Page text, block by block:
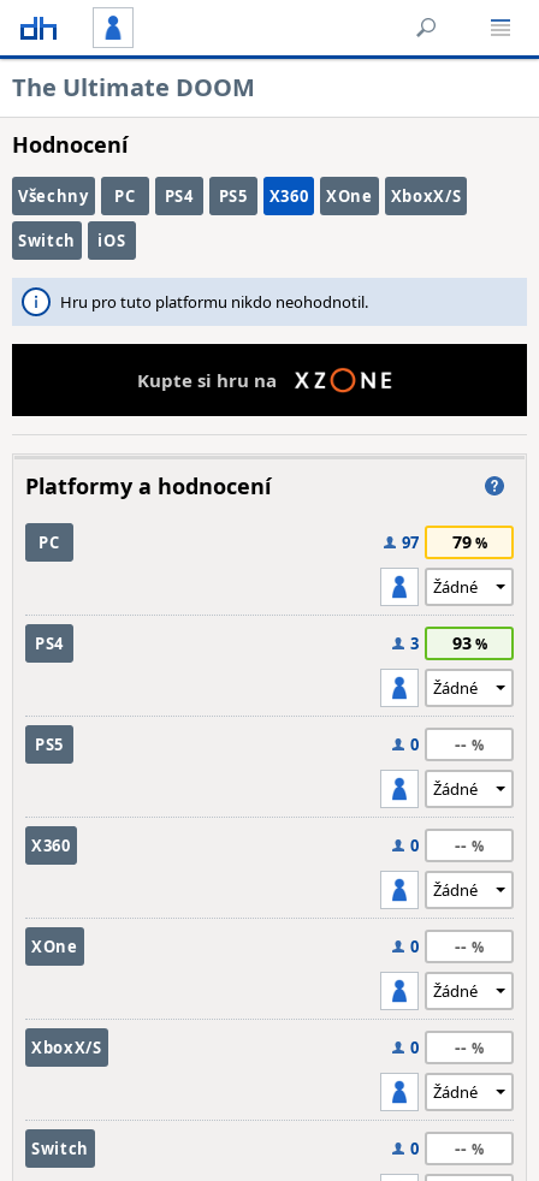
The Ultimate DOOM
Hodnocení
Všechny PC PS4 PS5 X360 XOne XboxX/S
Switch iOS
Hru pro tuto platformu nikdo neohodnotil.
Kupte si hru na
Platformy a hodnocení
PC 97 79
PS4 3 93
PS5 0 --
X360 0 --
XOne 0 --
XboxX/S 0 --
Switch 0 --